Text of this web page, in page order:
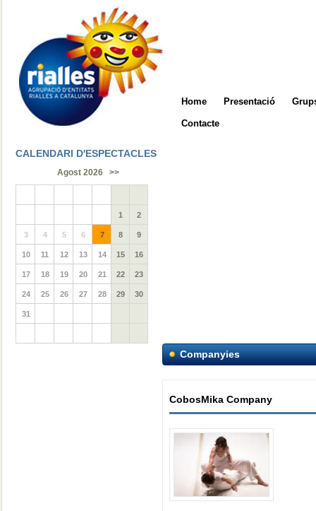
Home Presentació
Contacte
CALENDARI D'ESPECTACLES
Agost 2026 >>
1 2
3 4 5 6 7 8 9
10 11 12 13 14 15 16
17 18 19 20 21 22 23
24 25 26 27 28 29 30
31
Companyies
CobosMika Company